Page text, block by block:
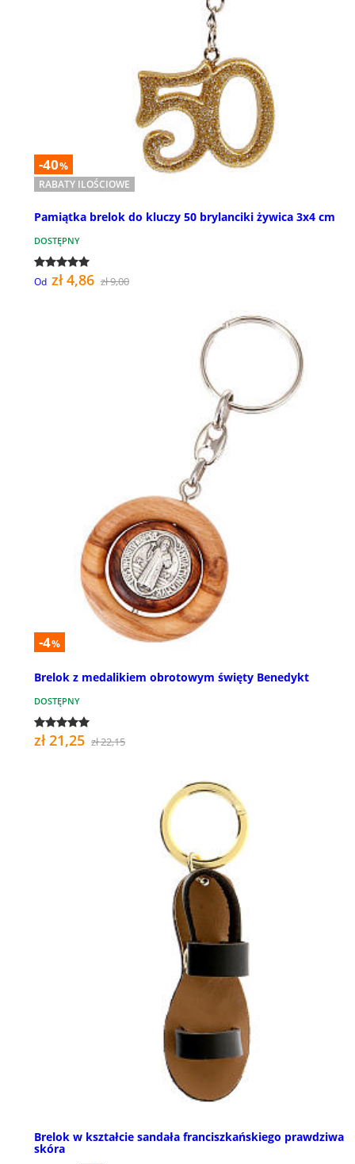
-40%
RABATY ILOŚCIOWE
Pamiątka brelok do kluczy 50 brylanciki żywica 3x4 cm
DOSTĘPNY
Od zł 4,86 zł 9,00
-4%
Brelok z medalikiem obrotowym święty Benedykt
DOSTĘPNY
zł 21,25 zł 22,15
Brelok w kształcie sandała franciszkańskiego prawdziwa
skóra